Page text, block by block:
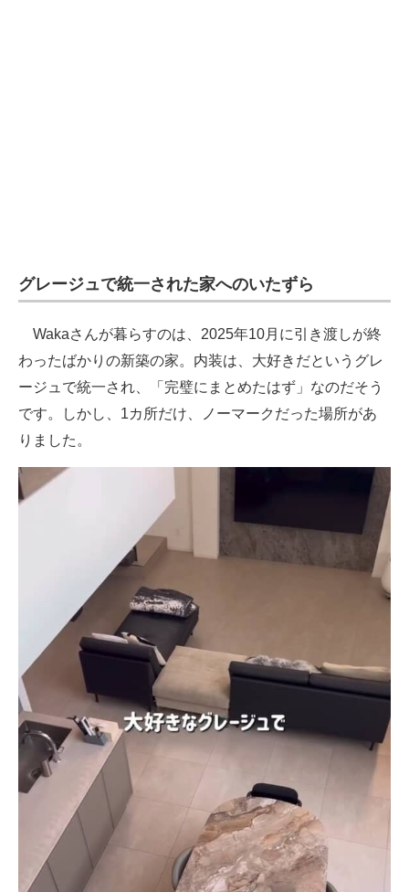
グレージュで統一された家へのいたずら
Wakaさんが暮らすのは、2025年10月に引き渡しが終
わったばかりの新築の家。内装は、大好きだというグレ
ージュで統一され、「完璧にまとめたはず」なのだそう
です。しかし、1カ所だけ、ノーマークだった場所があ
りました。